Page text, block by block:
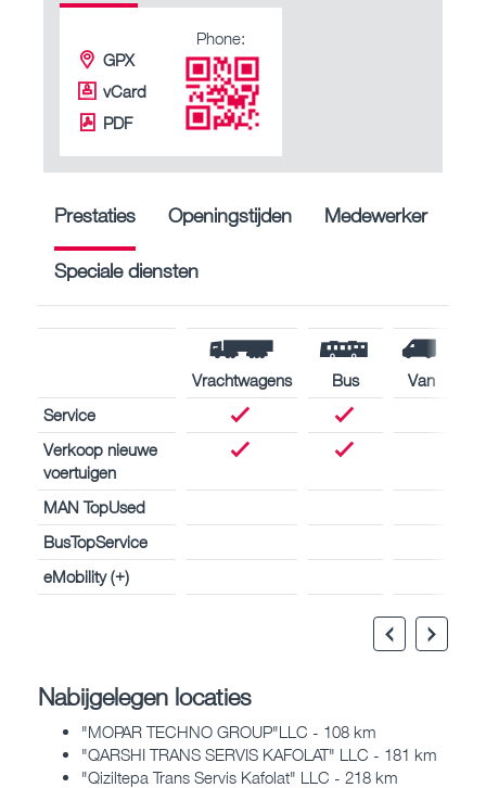
GPX
vCard
PDF
Phone:
Prestaties Openingstijden Medewerker
Speciale diensten
Vrachtwagens Bus
Van
Service
Verkoop nieuwe
voertuigen
MAN TopUsed
BusTopService
eMobility (+)
Nabijgelegen locaties
"MOPAR TECHNO GROUP"LLC - 108 km
"QARSHI TRANS SERVIS KAFOLAT" LLC - 181 km
"Qiziltepa Trans Servis Kafolat" LLC - 218 km